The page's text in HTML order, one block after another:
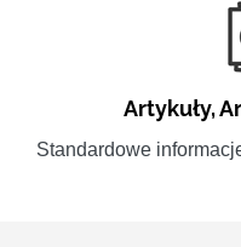
Artykuły,
Standardowe